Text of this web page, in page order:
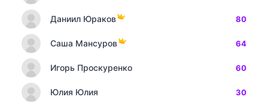
Даниил Юраков 80
Саша Мансуров 64
Игорь Проскуренко 60
Юлия Юлия 30